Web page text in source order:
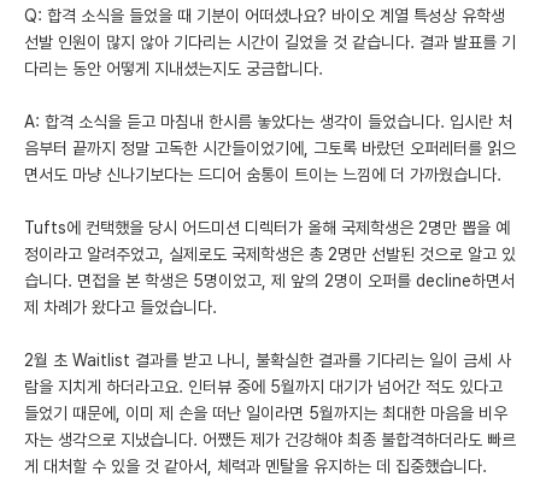
Q: 합격 소식을 들었을 때 기분이 어떠셨나요? 바이오 계열 특성상 유학생
선발 인원이 많지 않아 기다리는 시간이 길었을 것 같습니다. 결과 발표를 기
다리는 동안 어떻게 지내셨는지도 궁금합니다.
A: 합격 소식을 듣고 마침내 한시름 놓았다는 생각이 들었습니다. 입시란 처
음부터 끝까지 정말 고독한 시간들이었기에, 그토록 바랐던 오퍼레터를 읽으
면서도 마냥 신나기보다는 드디어 숨통이 트이는 느낌에 더 가까웠습니다.
Tufts에 컨택했을 당시 어드미션 디렉터가 올해 국제학생은 2명만 뽑을 예
정이라고 알려주었고, 실제로도 국제학생은 총 2명만 선발된 것으로 알고 있
습니다. 면접을 본 학생은 5명이었고, 제 앞의 2명이 오퍼를 decline하면서
제 차례가 왔다고 들었습니다.
2월 초 Waitlist 결과를 받고 나니, 불확실한 결과를 기다리는 일이 금세 사
람을 지치게 하더라고요. 인터뷰 중에 5월까지 대기가 넘어간 적도 있다고
들었기 때문에, 이미 제 손을 떠난 일이라면 5월까지는 최대한 마음을 비우
자는 생각으로 지냈습니다. 어쨌든 제가 건강해야 최종 불합격하더라도 빠르
게 대처할 수 있을 것 같아서, 체력과 멘탈을 유지하는 데 집중했습니다.